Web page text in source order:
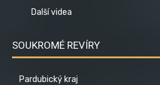
Další videa
SOUKROMÉ REVÍRY
Pardubický kraj